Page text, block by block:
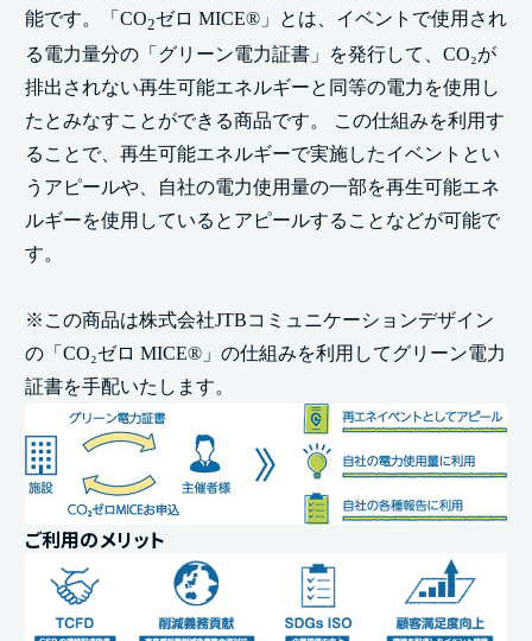
能です。「CO2ゼロ MICE®」とは、イベントで使用され
る電力量分の「グリーン電力証書」を発行して、CO₂が
排出されない再生可能エネルギーと同等の電力を使用し
たとみなすことができる商品です。 この仕組みを利用す
ることで、再生可能エネルギーで実施したイベントとい
うアピールや、自社の電力使用量の一部を再生可能エネ
ルギーを使用しているとアピールすることなどが可能で
す。
※この商品は株式会社JTBコミュニケーションデザイン
の「CO₂ゼロ MICE®」の仕組みを利用してグリーン電力
証書を手配いたします。
ご利用のメリット